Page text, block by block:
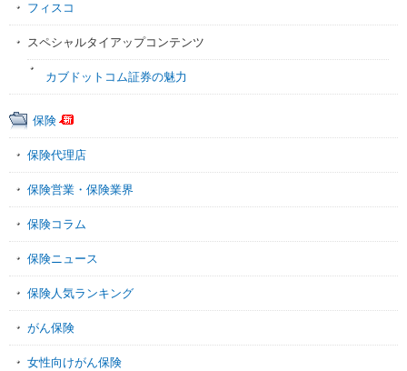
フィスコ
スペシャルタイアップコンテンツ
カブドットコム証券の魅力
保険
保険代理店
保険営業・保険業界
保険コラム
保険ニュース
保険人気ランキング
がん保険
女性向けがん保険